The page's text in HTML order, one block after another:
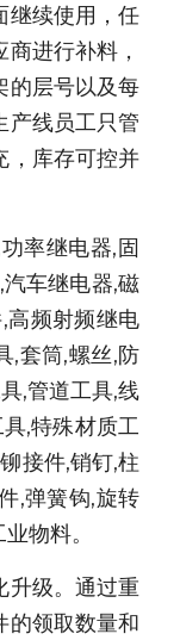
继续使用，任
进行补料，
的层号以及每
产线员工只管
，库存可控并
率继电器,固
车继电器,磁
高频射频继电
,套筒,螺丝,防
,管道工具,线
,特殊材质工
接件,销钉,柱
,弹簧钩,旋转
物料。
升级。通过重
的领取数量和